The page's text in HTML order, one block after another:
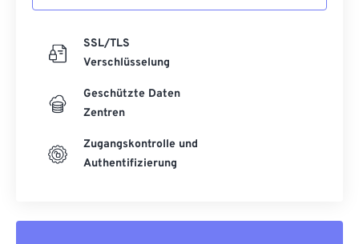
SSL/TLS
Verschlüsselung
Geschützte Daten
Zentren
Zugangskontrolle und
Authentifizierung